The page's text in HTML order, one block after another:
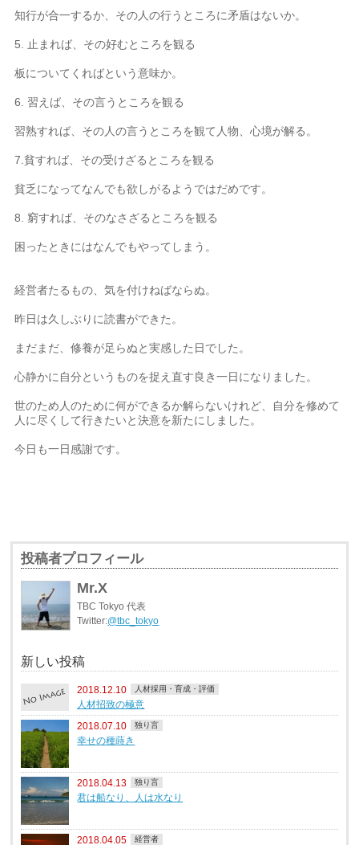
知行が合一するか、その人の行うところに矛盾はないか。
5. 止まれば、その好むところを観る
板についてくればという意味か。
6. 習えば、その言うところを観る
習熟すれば、その人の言うところを観て人物、心境が解る。
7.貧すれば、その受けざるところを観る
貧乏になってなんでも欲しがるようではだめです。
8. 窮すれば、そのなさざるところを観る
困ったときにはなんでもやってしまう。
経営者たるもの、気を付けねばならぬ。
昨日は久しぶりに読書ができた。
まだまだ、修養が足らぬと実感した日でした。
心静かに自分というものを捉え直す良き一日になりました。
世のため人のために何ができるか解らないけれど、自分を修めて
人に尽くして行きたいと決意を新たにしました。
今日も一日感謝です。
投稿者プロフィール
Mr.X
TBC Tokyo 代表
Twitter:@tbc_tokyo
新しい投稿
2018.12.10 人材採用・育成・評価
人材招致の極意
2018.07.10 独り言
幸せの種蒔き
2018.04.13 独り言
君は船なり、人は水なり
2018.04.05 経営者